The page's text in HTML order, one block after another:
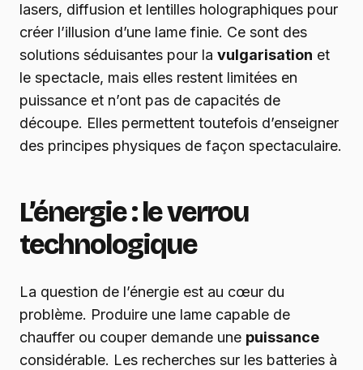
lasers, diffusion et lentilles holographiques pour
créer l’illusion d’une lame finie. Ce sont des
solutions séduisantes pour la vulgarisation et
le spectacle, mais elles restent limitées en
puissance et n’ont pas de capacités de
découpe. Elles permettent toutefois d’enseigner
des principes physiques de façon spectaculaire.
L’énergie : le verrou
technologique
La question de l’énergie est au cœur du
problème. Produire une lame capable de
chauffer ou couper demande une puissance
considérable. Les recherches sur les batteries à